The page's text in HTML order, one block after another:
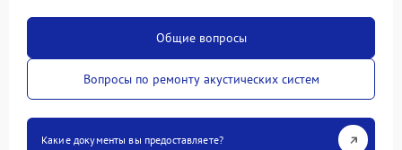
Общие вопросы
Вопросы по ремонту акустических систем
Какие документы вы предоставляете?